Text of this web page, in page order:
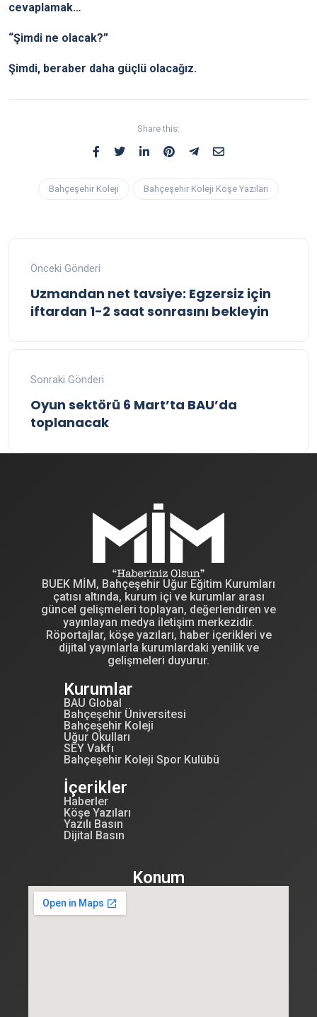
cevaplamak…
“Şimdi ne olacak?”
Şimdi, beraber daha güçlü olacağız.
Share this:
Bahçeşehir Koleji Bahçeşehir Koleji Köşe Yazıları
Önceki Gönderi
Uzmandan net tavsiye: Egzersiz için
iftardan 1-2 saat sonrasını bekleyin
Sonraki Gönderi
Oyun sektörü 6 Mart’ta BAU’da
toplanacak
BUEK MİM, Bahçeşehir Uğur Eğitim Kurumları
çatısı altında, kurum içi ve kurumlar arası
güncel gelişmeleri toplayan, değerlendiren ve
yayınlayan medya iletişim merkezidir.
Röportajlar, köşe yazıları, haber içerikleri ve
dijital yayınlarla kurumlardaki yenilik ve
gelişmeleri duyurur.
Kurumlar
BAU Global
Bahçeşehir Üniversitesi
Bahçeşehir Koleji
Uğur Okulları
SEY Vakfı
Bahçeşehir Koleji Spor Kulübü
İçerikler
Haberler
Köşe Yazıları
Yazılı Basın
Dijital Basın
Konum